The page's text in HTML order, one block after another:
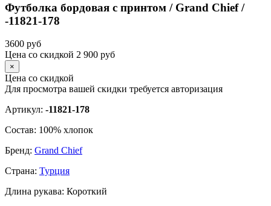
Футболка бордовая с принтом / Grand Chief /
-11821-178
3600 руб
Цена со скидкой 2 900 руб
×
Цена со скидкой
Для просмотра вашей скидки требуется авторизация
Артикул: -11821-178
Состав: 100% хлопок
Бренд: Grand Chief
Страна: Турция
Длина рукава: Короткий